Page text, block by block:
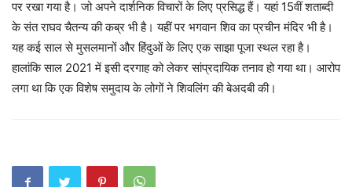
पर रखा गया है। जो अपने दार्शनिक विचारों के लिए प्रसिद्ध हैं। यहां 15वीं शताब्दी
के संत राघव चैतन्य की कब्र भी है। यहीं पर भगवान शिव का प्रचीन मंदिर भी है।
यह कई साल से मुसलमानों और हिंदुओं के लिए एक साझा पूजा स्थल रहा है।
हालांकि साल 2021 में इसी दरगाह को लेकर सांप्रदायिक तनाव हो गया था। आरोप
लगा था कि एक विशेष समुदाय के लोगों ने शिवलिंग की बेअदबी की।